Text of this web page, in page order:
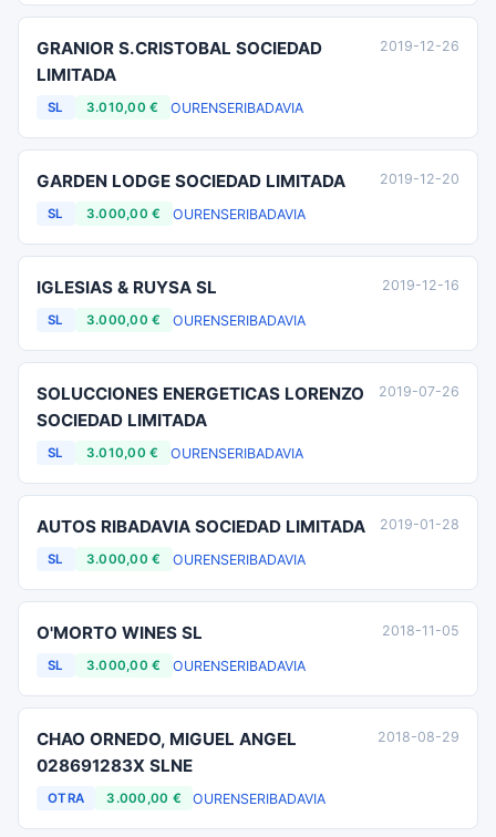
GRANIOR S.CRISTOBAL SOCIEDAD
LIMITADA
SL 3.010,00 € OURENSERIBADAVIA
2019-12-26
GARDEN LODGE SOCIEDAD LIMITADA
SL 3.000,00 € OURENSERIBADAVIA
2019-12-20
IGLESIAS & RUYSA SL
SL 3.000,00 € OURENSERIBADAVIA
2019-12-16
SOLUCCIONES ENERGETICAS LORENZO
SOCIEDAD LIMITADA
SL 3.010,00 € OURENSERIBADAVIA
2019-07-26
AUTOS RIBADAVIA SOCIEDAD LIMITADA
SL 3.000,00 € OURENSERIBADAVIA
2019-01-28
O'MORTO WINES SL
SL 3.000,00 € OURENSERIBADAVIA
2018-11-05
CHAO ORNEDO, MIGUEL ANGEL
028691283X SLNE
OTRA 3.000,00 € OURENSERIBADAVIA
2018-08-29